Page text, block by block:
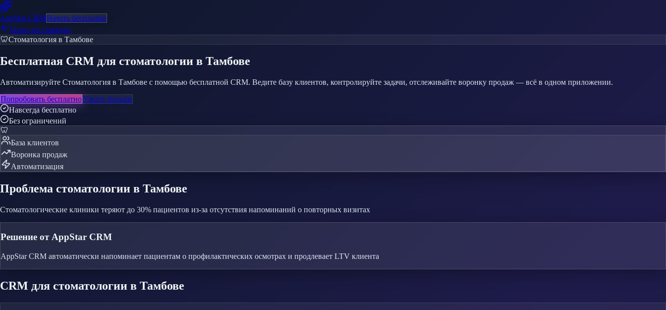
AppStarCRMНачать бесплатно
Назад на главную
🦷Стоматология в Тамбове
Бесплатная CRM для стоматологии в Тамбове
Автоматизируйте Стоматология в Тамбове с помощью бесплатной CRM. Ведите базу клиентов, контролируйте задачи, отслеживайте воронку продаж — всё в одном приложении.
Попробовать бесплатноУзнать больше
Навсегда бесплатно
Без ограничений
🦷
База клиентов
Воронка продаж
Автоматизация
Проблема стоматологии в Тамбове
Стоматологические клиники теряют до 30% пациентов из-за отсутствия напоминаний о повторных визитах
Решение от AppStar CRM
AppStar CRM автоматически напоминает пациентам о профилактических осмотрах и продлевает LTV клиента
CRM для стоматологии в Тамбове